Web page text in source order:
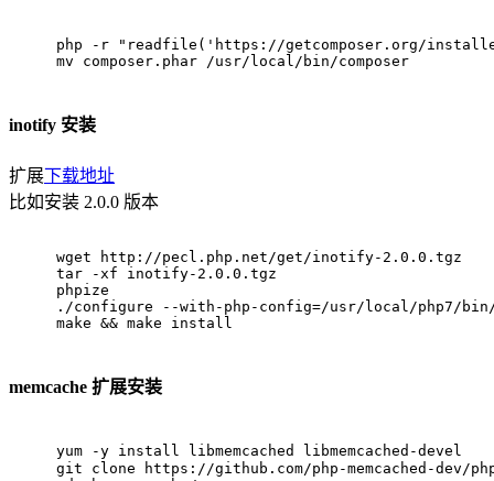
php -r "readfile('https://getcomposer.org/
mv composer.phar /usr/local/bin/composer
inotify 安装
扩展下载地址
比如安装 2.0.0 版本
wget http://pecl.php.net/get/inotify-2.0.0.tgz
tar -xf inotify-2.0.0.tgz
phpize
./configure --with-php-config=/usr/local/php7/
make && make install
memcache 扩展安装
yum -y install libmemcached libmemcached-devel     ##
git clone https://github.com/php-memcached-dev/php-